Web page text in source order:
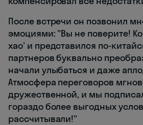
После встречи он позвонил
эмоциями: "Вы не поверите!
хао' и представился по-
партнеров буквально
начали улыбаться и даже
Атмосфера переговоров
дружественной, и мы
гораздо более выгодных
рассчитывали!"